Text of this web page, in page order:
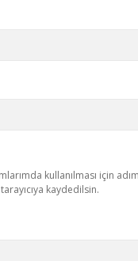
kullanılması için
kaydedilsin.